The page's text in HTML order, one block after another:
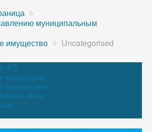
муниципальным
имущество
Uncategorised
ФЗ
коррупции
акты